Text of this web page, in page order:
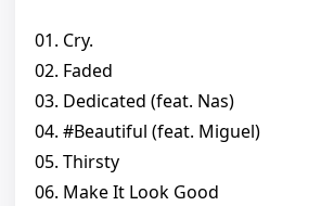
01. Cry.
02. Faded
03. Dedicated (feat. Nas)
04. #Beautiful (feat. Miguel)
05. Thirsty
06. Make It Look Good